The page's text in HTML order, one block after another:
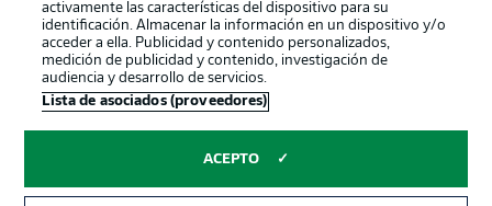
© 2026 Bundesliga-Gruppe GmbH
Elegir idioma
activamente las características del dispositivo para su
identificación. Almacenar la información en un dispositivo y/o
acceder a ella. Publicidad y contenido personalizados,
medición de publicidad y contenido, investigación de
audiencia y desarrollo de servicios.
Lista de asociados (proveedores)
ACEPTO